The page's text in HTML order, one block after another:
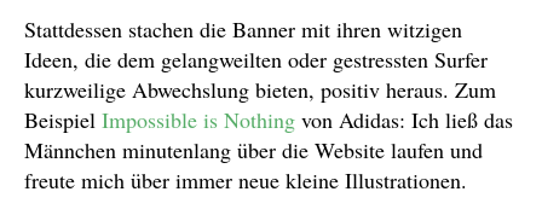
Stattdessen stachen die Banner mit ihren witzigen
Ideen, die dem gelangweilten oder gestressten Surfer
kurzweilige Abwechslung bieten, positiv heraus. Zum
Beispiel Impossible is Nothing von Adidas: Ich ließ das
Männchen minutenlang über die Website laufen und
freute mich über immer neue kleine Illustrationen.